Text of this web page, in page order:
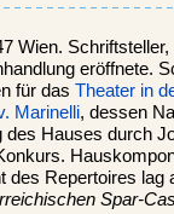
Wien.
eröffnete.
für das Theater in
Marinelli, dessen
Hauses durch
des Repertoires lag
Spar-